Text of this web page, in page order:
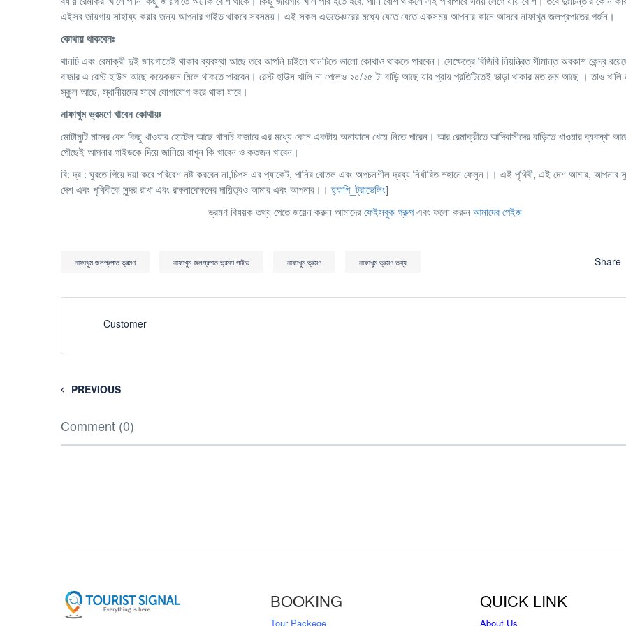
এইসব জায়গায় সাহায্য করার জন্য আপনার গাইড থাকবে সবসময়। এই সকল এডভেঞ্চারের মধ্যে যেতে যেতে একসময় আপনার কানে আসবে নাফাখুম জলপ্রপাতের গর্জন।
কোথায় থাকবেনঃ
থানচি এবং রেমাক্রী ‍দুই জায়গাতেই থাকার ব্যবস্থা আছে তবে আপনি চাইলে থানচিতে ভালো কোথাও থাকতে পারবেন। সেক্ষেত্রে বিজিবি নিয়ন্ত্রিত সীমান্ত অবকাশ কেন্দ্র
বাজার এ রেস্ট হাউস আছে কয়েকজন মিলে থাকতে পারবেন। রেস্ট হাউস খালি না পেলেও ২০/২৫ টা বাড়ি আছে যার প্রায় প্রতিটিতেই ভাড়া থাকার মত রুম আছে । তাও খালি
স্কুল আছে, স্থানীয়দের সাথে যোগাযোগ করে থাকা যাবে।
নাফাখুম ভ্রমণে খাবেন কোথায়ঃ
মোটামুটি মানের বেশ কিছু খাওয়ার হোটেল আছে থানচি বাজারে এর মধ্যে কোন একটায় অনায়াসে খেয়ে নিতে পারেন। আর রেমাক্রীতে আদিবাসীদের বাড়িতে খাওয়ার ব্যবস্থা
পৌছেই আপনার গাইডকে দিয়ে জানিয়ে রাখুন কি খাবেন ও কতজন খাবেন।
বি: দ্র : ঘুরতে গিয়ে দয়া করে পরিবেশ নষ্ট করবেন না,চিপস এর প্যাকেট, পানির বোতল এবং অপচনশীল দ্রব্য নির্ধারিত স্হানে ফেলুন।। এই পৃথিবী, এই দেশ আমার, আপনার
দেশ এবং পৃথিবীকে সুন্দর রাখা এবং রক্ষনাবেক্ষনের দায়িত্বও আমার এবং আপনার।।হ্যাপি_ট্রাভেলিং]
ভ্রমণ বিষয়ক তথ্য পেতে জয়েন করুন আমাদেরফেইসবুক গ্রুপএবং ফলো করুনআমাদের পেইজ
নাফাখুম জলপ্রপাত ভ্রমণ নাফাখুম জলপ্রপাত ভ্রমণ গাইড নাফাখুম ভ্রমণ নাফাখুম ভ্রমণ তথ্য Share
Customer
PREVIOUS
Comment (0)
BOOKING
Tour Packege
QUICK LINK
About Us